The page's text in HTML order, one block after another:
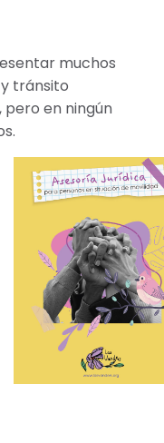
muchos
tránsito
pero en ningún